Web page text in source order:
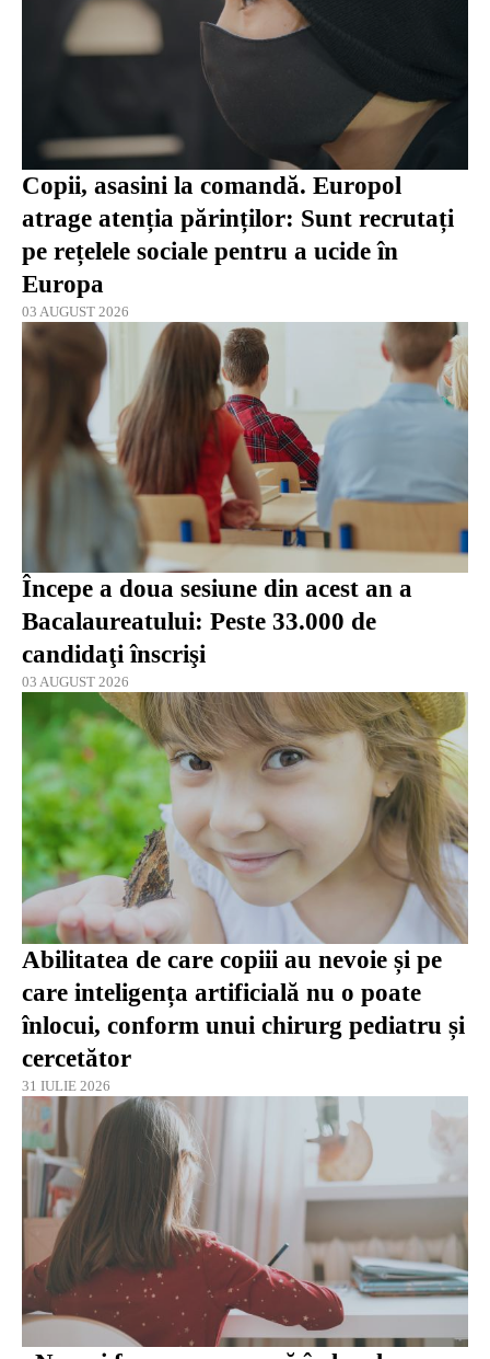
Copii, asasini la comandă. Europol
atrage atenția părinților: Sunt recrutați
pe rețelele sociale pentru a ucide în
Europa
03 AUGUST 2026
Începe a doua sesiune din acest an a
Bacalaureatului: Peste 33.000 de
candidaţi înscrişi
03 AUGUST 2026
Abilitatea de care copiii au nevoie și pe
care inteligența artificială nu o poate
înlocui, conform unui chirurg pediatru și
cercetător
31 IULIE 2026